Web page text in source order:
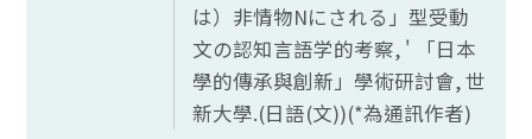
は） 非情物Nにされる」型受動
文の認知言語学的考察, ' 「日本
學的傳承與創新」學術研討會, 世
新大學.(日語(文))(*為通訊作者)